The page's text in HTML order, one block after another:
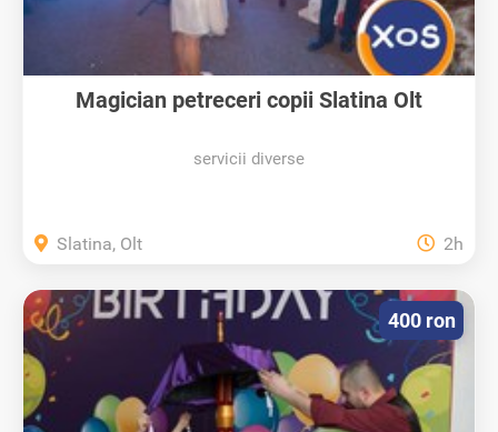
Magician petreceri copii Slatina Olt
servicii diverse
Slatina, Olt 2h
400 ron